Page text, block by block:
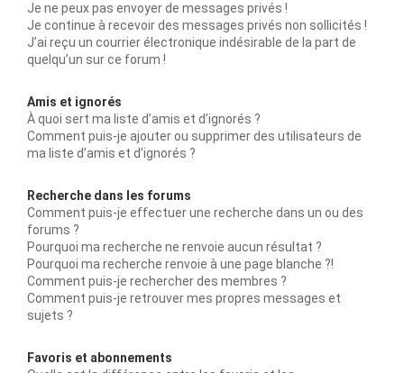
Je ne peux pas envoyer de messages privés !
Je continue à recevoir des messages privés non sollicités !
J’ai reçu un courrier électronique indésirable de la part de
quelqu’un sur ce forum !
Amis et ignorés
À quoi sert ma liste d’amis et d’ignorés ?
Comment puis-je ajouter ou supprimer des utilisateurs de
ma liste d’amis et d’ignorés ?
Recherche dans les forums
Comment puis-je effectuer une recherche dans un ou des
forums ?
Pourquoi ma recherche ne renvoie aucun résultat ?
Pourquoi ma recherche renvoie à une page blanche ?!
Comment puis-je rechercher des membres ?
Comment puis-je retrouver mes propres messages et
sujets ?
Favoris et abonnements